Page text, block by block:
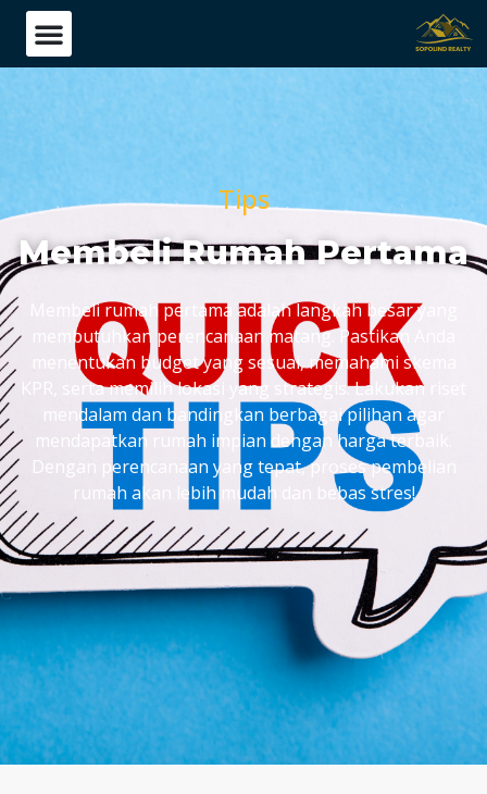
Tips
Membeli Rumah Pertama
Membeli rumah pertama adalah langkah besar yang
membutuhkan perencanaan matang. Pastikan Anda
menentukan budget yang sesuai, memahami skema
KPR, serta memilih lokasi yang strategis. Lakukan riset
mendalam dan bandingkan berbagai pilihan agar
mendapatkan rumah impian dengan harga terbaik.
Dengan perencanaan yang tepat, proses pembelian
rumah akan lebih mudah dan bebas stres!